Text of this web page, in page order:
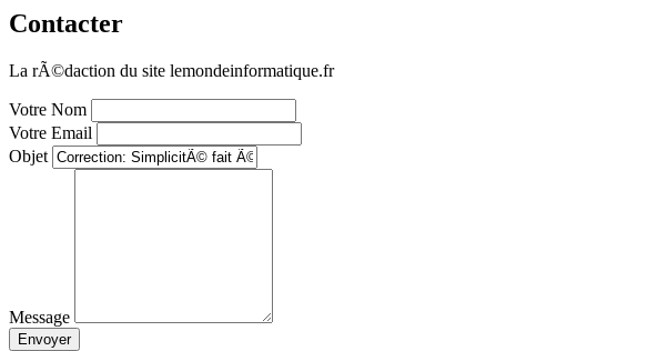
Contacter
La rÃ©daction du site lemondeinformatique.fr
Votre Nom
Votre Email
Objet
Message